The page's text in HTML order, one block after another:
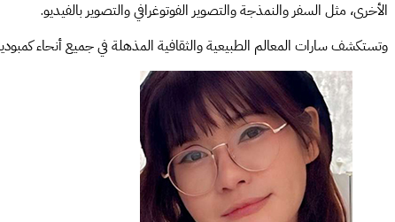
الأخرى، مثل السفر والنمذجة والتصوير الفوتوغرافي والتصوير بالفيديو.
وتستكشف سارات المعالم الطبيعية والثقافية المذهلة في جميع أنحاء